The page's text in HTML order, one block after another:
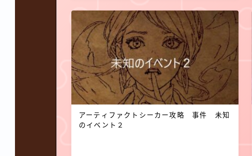
アーティファクトシーカー攻略 事件 未知
のイベント２